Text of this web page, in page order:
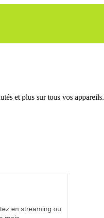
et plus sur tous vos appareils.
en streaming ou